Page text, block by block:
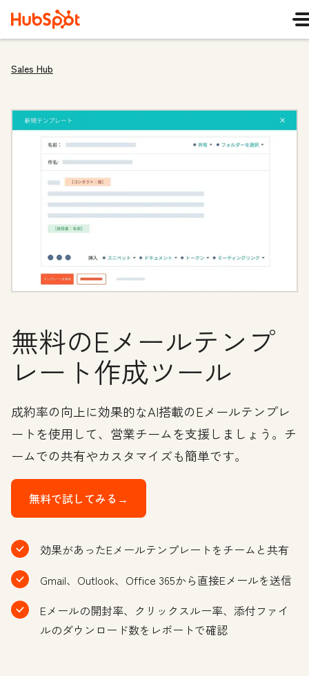
Sales Hub
無料のEメールテンプ
レート作成ツール
成約率の向上に効果的なAI搭載のEメールテンプレ
ートを使用して、営業チームを支援しましょう。チ
ームでの共有やカスタマイズも簡単です。
無料で試してみる→
効果があったEメールテンプレートをチームと共有
Gmail、Outlook、Office 365から直接Eメールを送信
Eメールの開封率、クリックスルー率、添付ファイ
ルのダウンロード数をレポートで確認